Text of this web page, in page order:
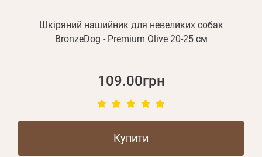
Шкіряний нашийник для невеликих собак
BronzeDog - Premium Olive 20-25 см
109.00грн
Купити